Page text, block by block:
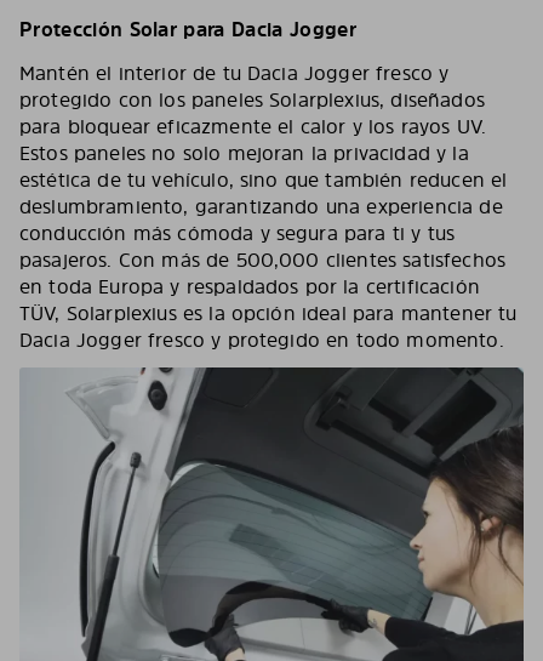
Protección Solar para Dacia Jogger
Mantén el interior de tu Dacia Jogger fresco y
protegido con los paneles Solarplexius, diseñados
para bloquear eficazmente el calor y los rayos UV.
Estos paneles no solo mejoran la privacidad y la
estética de tu vehículo, sino que también reducen el
deslumbramiento, garantizando una experiencia de
conducción más cómoda y segura para ti y tus
pasajeros. Con más de 500,000 clientes satisfechos
en toda Europa y respaldados por la certificación
TÜV, Solarplexius es la opción ideal para mantener tu
Dacia Jogger fresco y protegido en todo momento.